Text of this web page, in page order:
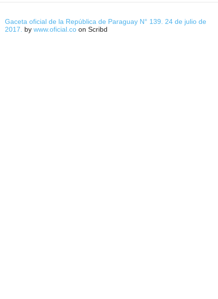
Gaceta oficial de la República de Paraguay N° 139. 24 de julio de
2017.
by www.oficial.co on Scribd